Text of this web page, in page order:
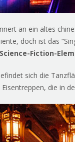
an ein altes
doch ist das
Science-Fiction-
sich die
die in